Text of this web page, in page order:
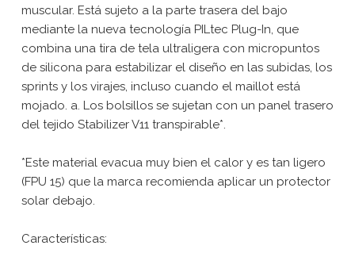
muscular. Está sujeto a la parte trasera del bajo
mediante la nueva tecnología PILtec Plug-In, que
combina una tira de tela ultraligera con micropuntos
de silicona para estabilizar el diseño en las subidas, los
sprints y los virajes, incluso cuando el maillot está
mojado. a. Los bolsillos se sujetan con un panel trasero
del tejido Stabilizer V11 transpirable*.
*Este material evacua muy bien el calor y es tan ligero
(FPU 15) que la marca recomienda aplicar un protector
solar debajo.
Características: